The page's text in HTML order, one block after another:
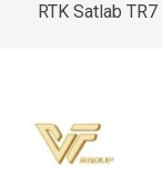
RTK Satlab TR7